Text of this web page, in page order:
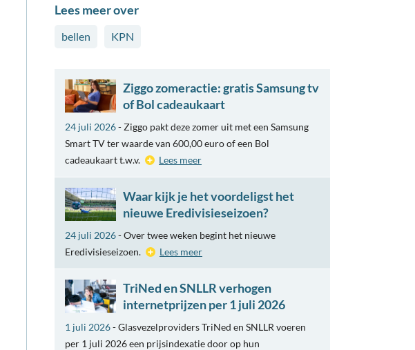
Lees meer over
bellen KPN
Ziggo zomeractie: gratis Samsung tv
of Bol cadeaukaart
24 juli 2026- Ziggo pakt deze zomer uit met een Samsung
Smart TV ter waarde van 600,00 euro of een Bol
cadeaukaart t.w.v.
Lees meer
Waar kijk je het voordeligst het
nieuwe Eredivisieseizoen?
24 juli 2026- Over twee weken begint het nieuwe
Eredivisieseizoen.
Lees meer
TriNed en SNLLR verhogen
internetprijzen per 1 juli 2026
1 juli 2026- Glasvezelproviders TriNed en SNLLR voeren
per 1 juli 2026 een prijsindexatie door op hun